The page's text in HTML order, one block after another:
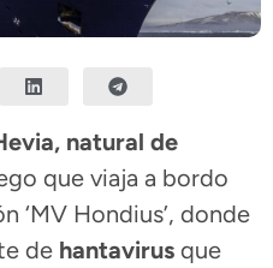
, natural de
que viaja a bordo
‘MV Hondius’, donde
de hantavirus que